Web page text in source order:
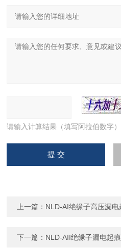
请输入计算结果（填写阿拉伯数字
上一篇： NLD-AI绝缘子高压漏电
下一篇： NLD-AII绝缘子漏电起